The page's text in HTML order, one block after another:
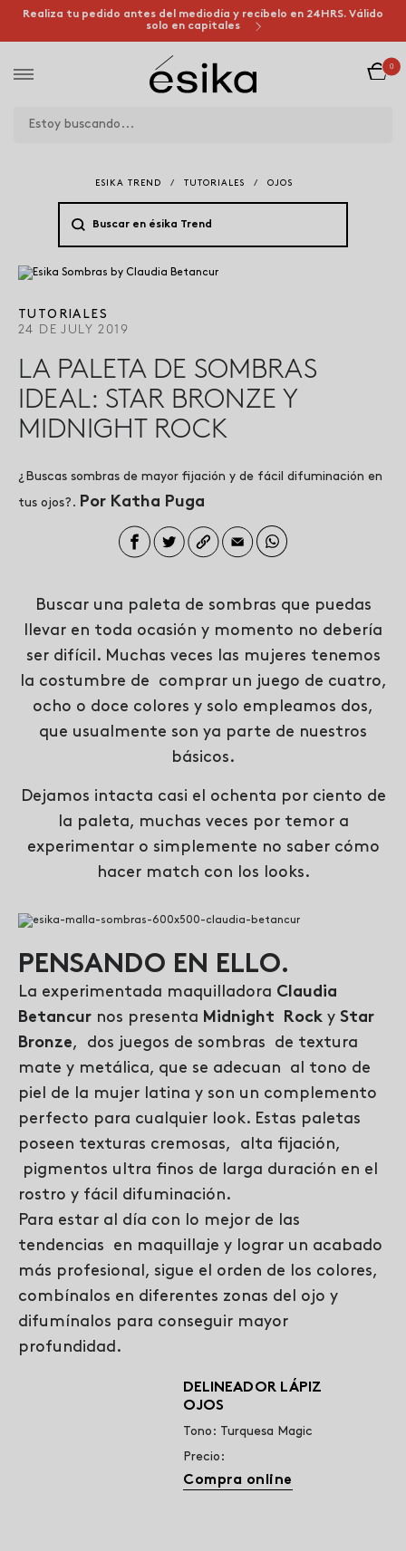
Realiza tu pedido antes del mediodía y recíbelo en 24HRS. Válido
solo en capitales
0
ESIKA TREND / TUTORIALES / OJOS
TUTORIALES
24 DE JULY 2019
LA PALETA DE SOMBRAS
IDEAL: STAR BRONZE Y
MIDNIGHT ROCK
¿Buscas sombras de mayor fijación y de fácil difuminación en
tus ojos?. Por Katha Puga
Buscar una paleta de sombras que puedas
llevar en toda ocasión y momento no debería
ser difícil. Muchas veces las mujeres tenemos
la costumbre de comprar un juego de cuatro,
ocho o doce colores y solo empleamos dos,
que usualmente son ya parte de nuestros
básicos.
Dejamos intacta casi el ochenta por ciento de
la paleta, muchas veces por temor a
experimentar o simplemente no saber cómo
hacer match con los looks.
PENSANDO EN ELLO.
La experimentada maquilladora Claudia
Betancur nos presenta Midnight Rock y Star
Bronze, dos juegos de sombras de textura
mate y metálica, que se adecuan al tono de
piel de la mujer latina y son un complemento
perfecto para cualquier look. Estas paletas
poseen texturas cremosas, alta fijación,
pigmentos ultra finos de larga duración en el
rostro y fácil difuminación.
Para estar al día con lo mejor de las
tendencias en maquillaje y lograr un acabado
más profesional, sigue el orden de los colores,
combínalos en diferentes zonas del ojo y
difumínalos para conseguir mayor
profundidad.
DELINEADOR LÁPIZ
OJOS
Tono: Turquesa Magic
Precio:
Compra online